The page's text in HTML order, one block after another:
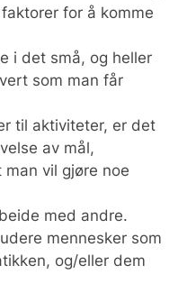
for å komme
i det små, og heller
som man får
til aktiviteter, er det
av mål,
vil gjøre noe
med andre.
mennesker som
og/eller dem